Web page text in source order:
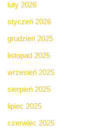
luty 2026
styczeń 2026
grudzień 2025
listopad 2025
wrzesień 2025
sierpień 2025
lipiec 2025
czerwiec 2025